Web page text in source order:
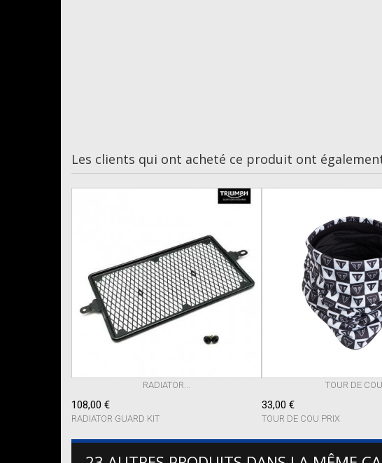
Les clients qui ont acheté ce produit ont
RADIATOR...
108,00 €
RADIATOR GUARD KIT
TOUR DE
33,00 €
TOUR DE COU PRIX